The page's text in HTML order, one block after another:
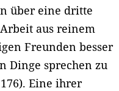
über eine dritte
aus reinem
Freunden besser
Dinge sprechen zu
Eine ihrer